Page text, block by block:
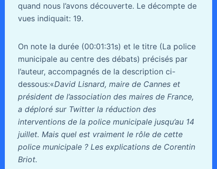
quand nous l’avons découverte. Le décompte de
vues indiquait: 19.
On note la durée (00:01:31s) et le titre (La police
municipale au centre des débats) précisés par
l’auteur, accompagnés de la description ci-
dessous:«David Lisnard, maire de Cannes et
président de l’association des maires de France,
a déploré sur Twitter la réduction des
interventions de la police municipale jusqu’au 14
juillet. Mais quel est vraiment le rôle de cette
police municipale ? Les explications de Corentin
Briot.